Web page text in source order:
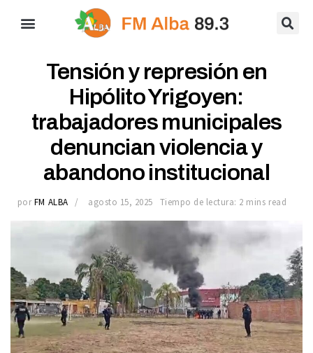
Tensión y represión en
Hipólito Yrigoyen:
trabajadores municipales
denuncian violencia y
abandono institucional
por FM ALBA agosto 15, 2025 Tiempo de lectura: 2 mins read